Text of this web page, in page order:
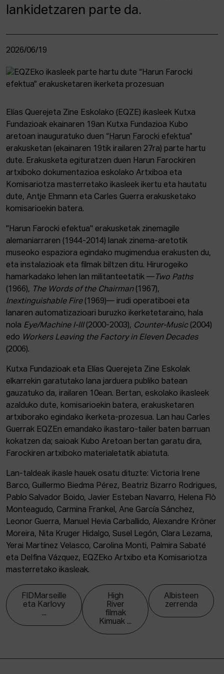
lankidetzaren parte da.
2026/06/19
Elías Querejeta Zine Eskolako (EQZE) ikasleek Kutxa
Fundazioak ekainaren 19an Kutxa Fundazioa Kubo
aretoan inauguratuko duen “ Harun Farocki efektua”
erakusketan (ekainaren 19tik irailaren 27ra) parte hartu
dute. Erakusketa egituratzen duen Harun Farockiren
artxiboko dokumentazioa eskolako Artxiboa eta
Komisariotza masterretako ikasleek ikertu eta hautatu
dute, Antje Ehmann eta Carles Guerra erakusketako
komisarioekin batera.
"Harun Farocki efektua" erakusketak zinemagile
alemaniarraren (1944-2014) lanak zinema-aretotik
museoko espaziora egindako mugimendua erakusten du,
eta instalazioak eta filmak biltzen ditu. Hirurogeiko
hamarkadako lehen lan militanteetatik — Two Paths
(1966), The Words of the Chairman(1967),
Inextinguishable Fire(1969)— irudi operatiboei eta
lanaren automatizazioari buruzko ikerketetaraino, hala
nola Eye/Machine I-III(2000-2003), Counter-Music(2004)
edo
Workers Leaving the Factory in Eleven Decades
(2006).
Kutxa Fundazioak eta Elías Querejeta Zine Eskolak
elkarrekin garatutako lana jarduera publiko batean
gauzatuko da, irailaren 10ean. Bertan, eskolako ikasleek
azalduko dute, komisarioekin batera, erakusketaren
artxiborako egindako ikerketa-prozesua. Lan hau Carles
Guerrak EQZEn emandako ikastaro-tailer baten barruan
kokatzen da; saioak Kubo Aretoan bertan garatu dira,
Farockiren artxiboko materialetatik abiatuta.
Lan-taldeak ikasle hauek osatu dituzte: Victoria Irene
Barco, Guillermo Biedma Pérez, Beatriz Bizarro Rodrigues,
Pablo Salvador Boido, Javier Esteban Navarro, Helena Flò
Monteagudo, Carmina Frankel, Ane García Sánchez,
Leonor Guerra, Manuel Hevia Carballido, Alexandre Kröner
Moreira, Nita Kruger Hidalgo, Susel Legón, Clara Lezama,
Yerai Martínez Velasco, Carolina Monti, Palmira Sabaté
eta Delfina Vázquez, EQZEko Artxibo eta Komisariotza
masterretako ikasleak.
FIDMarseille
eta Karlovy
...
High
River
filmak
Kimuak ...
Albisteen
zerrenda